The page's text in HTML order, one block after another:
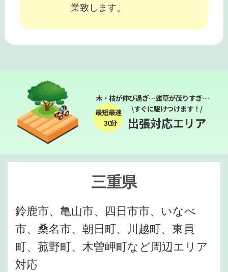
業致します。
木・枝が伸び過ぎ…雑草が茂りすぎ…
最短最速
３０分
\すぐに駆けつけます！/
出張対応エリア
三重県
鈴鹿市、亀山市、四日市市、いなべ
市、桑名市、朝日町、川越町、東員
町、菰野町、木曽岬町など周辺エリア
対応